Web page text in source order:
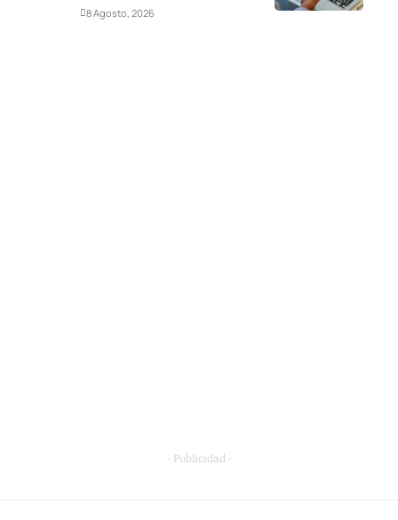
8 Agosto, 2026
- Publicidad -